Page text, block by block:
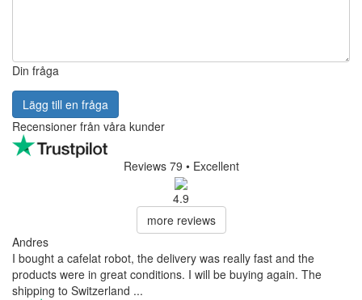
Din fråga
Lägg till en fråga
Recensioner från våra kunder
Reviews 79 • Excellent
4.9
more reviews
Andres
I bought a cafelat robot, the delivery was really fast and the
products were in great conditions. I will be buying again. The
shipping to Switzerland ...